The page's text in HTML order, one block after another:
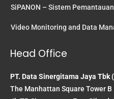
SiPANON – Sistem
Video Monitoring and Data
Head Office
PT. Data Sinergitama Jaya Tbk
The Manhattan Square Tower